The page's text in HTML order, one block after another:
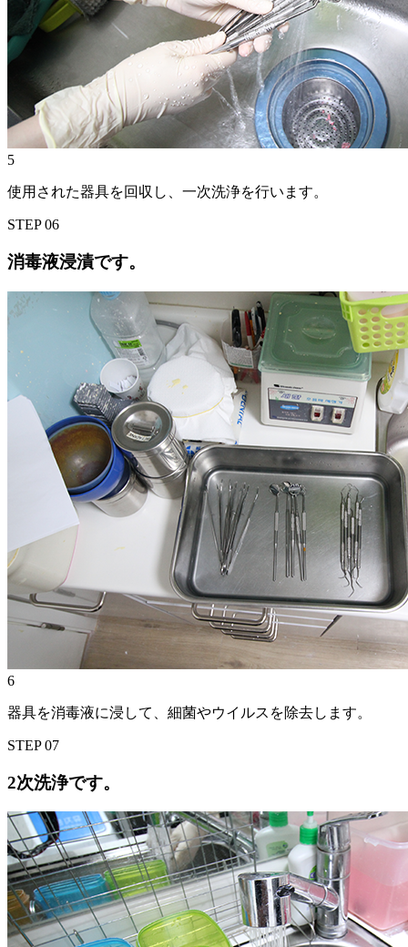
5
使用された器具を回収し、一次洗浄を行います。
STEP06
消毒液浸漬です。
6
器具を消毒液に浸して、細菌やウイルスを除去します。
STEP07
2次洗浄です。